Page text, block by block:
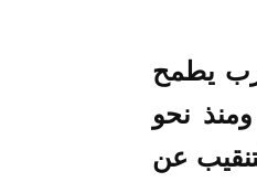
يطمح
نحو
عن